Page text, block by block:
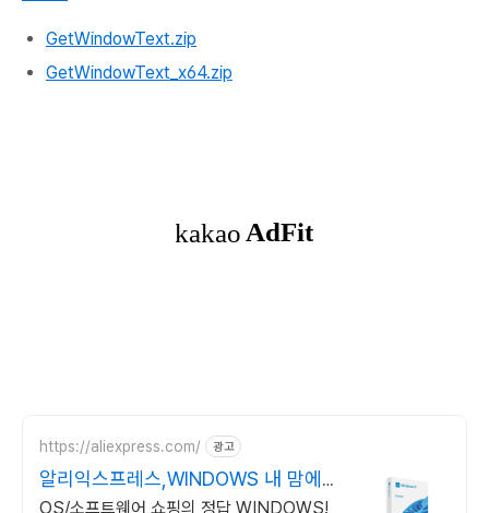
GetWindowText.zip
GetWindowText_x64.zip
https://aliexpress.com/ 광고
알리익스프레스,WINDOWS 내 맘에
쏙드는 오늘의 특가
OS/소프트웨어 쇼핑의 정답 WINDOWS!